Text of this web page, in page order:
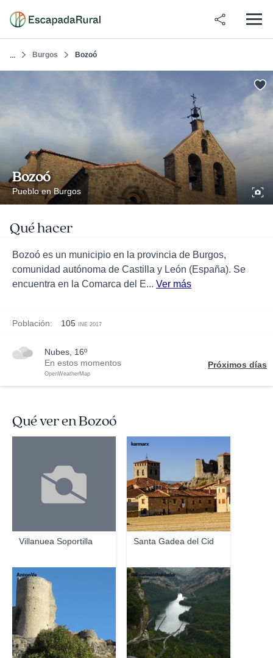
... Burgos Bozoó
Bozoó
Pueblo en Burgos
Qué hacer
Bozoó es un municipio en la provincia de Burgos,
comunidad autónoma de Castilla y León (España). Se
encuentra en la Comarca del E... Ver más
Población: 105 INE 2017
nubes, 16º
En estos momentos
OpenWeatherMap
Próximos días
Qué ver en Bozoó
Villanuea Soportilla Santa Gadea del Cid
karmarx
AntonVe Rowanwindwhistler